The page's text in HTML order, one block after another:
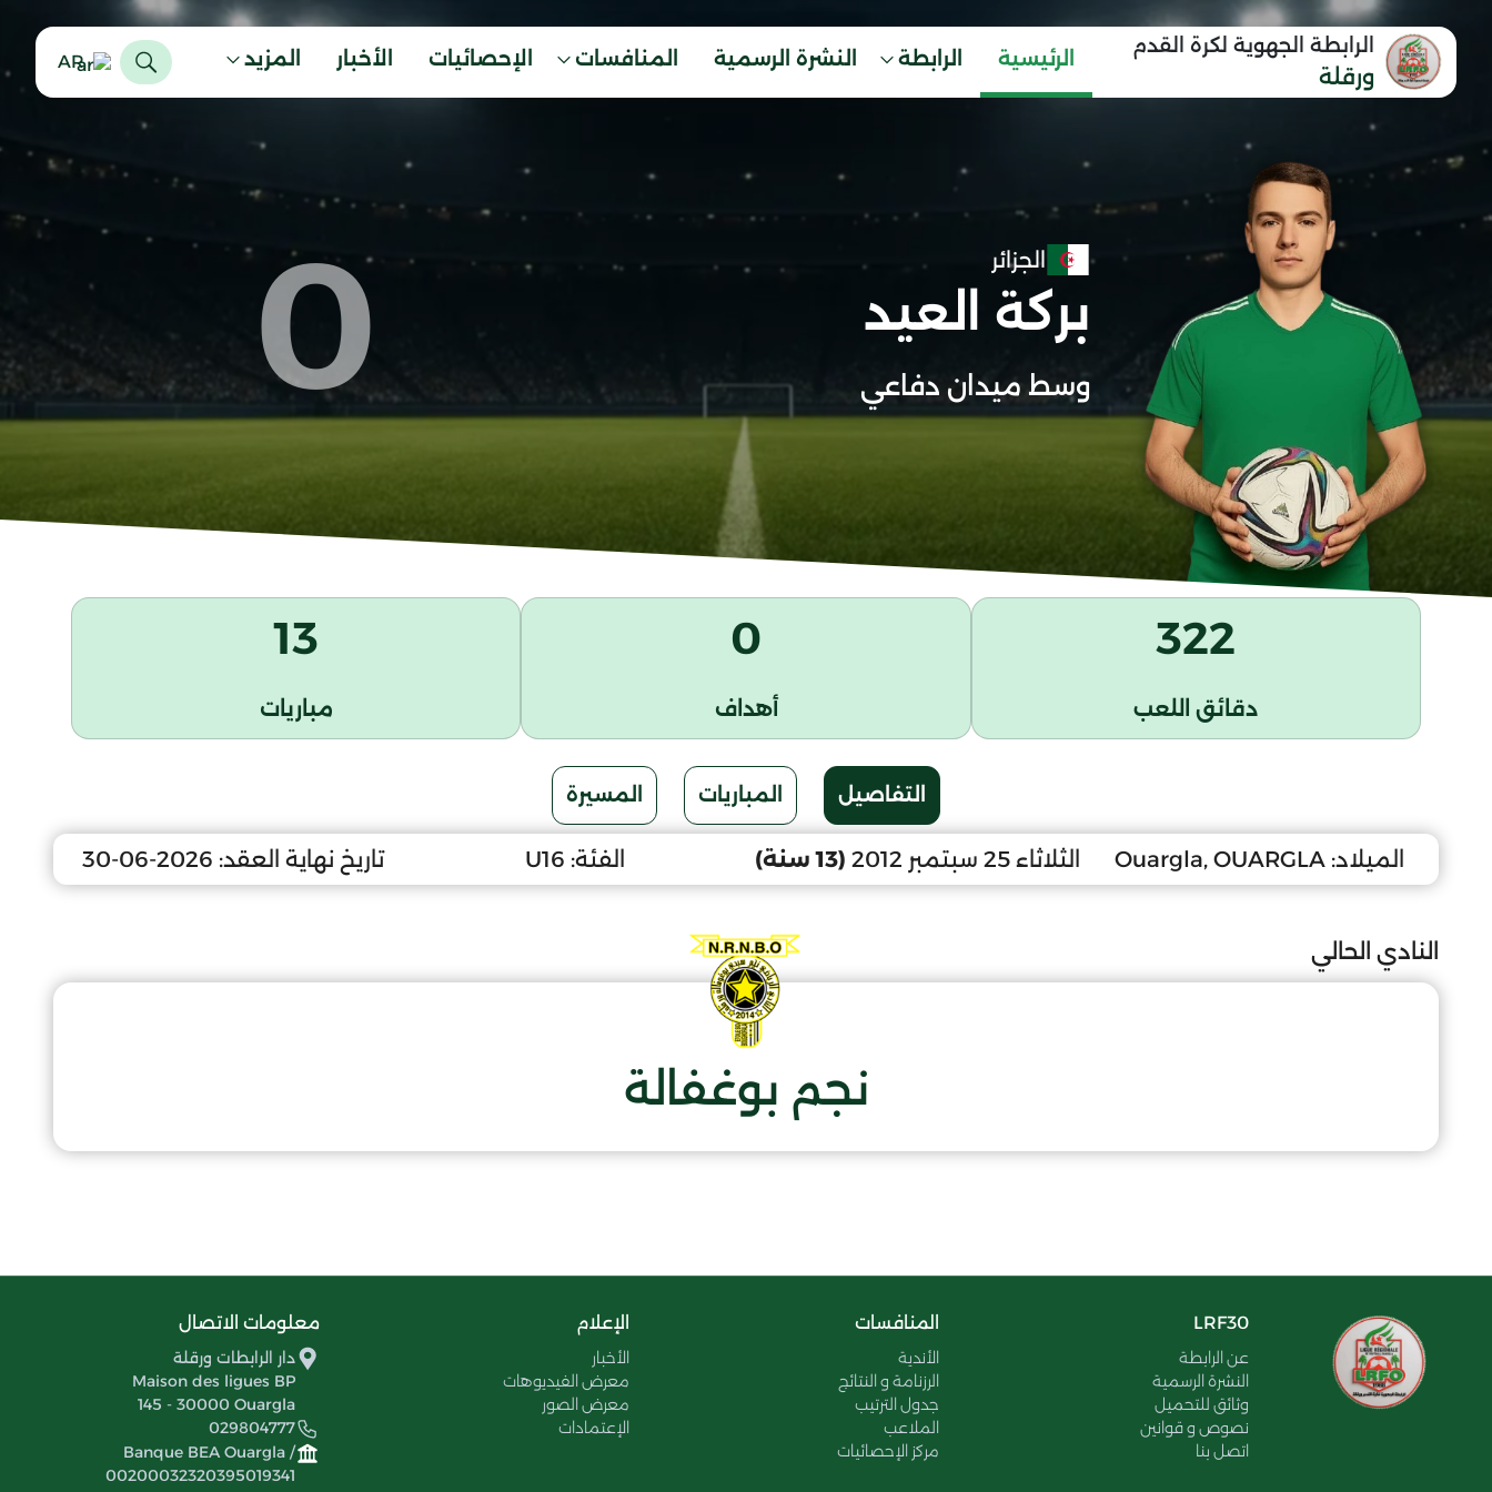
الرابطة الجهوية لكرة القدم
ورقلة
الرئيسية الرابطة النشرة الرسمية المنافسات الإحصائيات الأخبار المزيد AR
الجزائر
بركة العيد
وسط ميدان دفاعي 0
322
دقائق اللعب
0
أهداف
13
مباريات
التفاصيل المباريات المسيرة
الميلاد: Ouargla, OUARGLA الثلاثاء 25 سبتمبر 2012 (13 سنة) الفئة: U16 تاريخ نهاية العقد: 2026-06-30
النادي الحالي
نجم بوغفالة
LRF30
عن الرابطة
النشرة الرسمية
وثائق للتحميل
نصوص و قوانين
اتصل بنا
المنافسات
الأندية
الرزنامة و النتائج
جدول الترتيب
الملاعب
مركز الإحصائيات
الإعلام
الأخبار
معرض الفيديوهات
معرض الصور
الإعتمادات
معلومات الاتصال
دار الرابطات ورقلة
Maison des ligues BP
145 - 30000 Ouargla
029804777
Banque BEA Ouargla /
00200032320395019341